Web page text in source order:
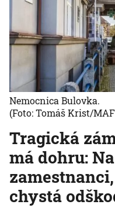
Tragická
má dohru:
chystá
Nemocnica Bulovka.
(Foto: Tomáš Krist/